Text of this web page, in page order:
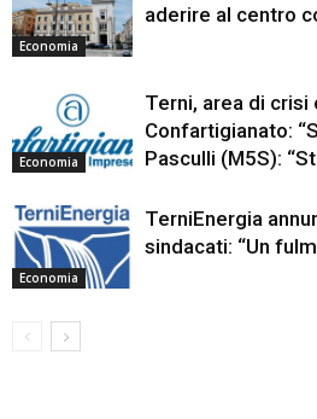
Economia
aderire al centro
Economia
Terni, area di crisi
Confartigianato:
Pasculli (M5S):
Economia
TerniEnergia
sindacati: “Un